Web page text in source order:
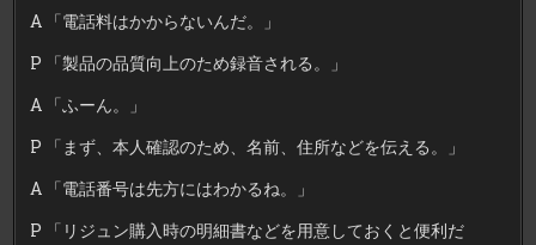
A 「電話料はかからないんだ。」
P 「製品の品質向上のため録音される。」
A 「ふーん。」
P 「まず、本人確認のため、名前、住所などを伝える。」
A 「電話番号は先方にはわかるね。」
P 「リジュン購入時の明細書などを用意しておくと便利だ